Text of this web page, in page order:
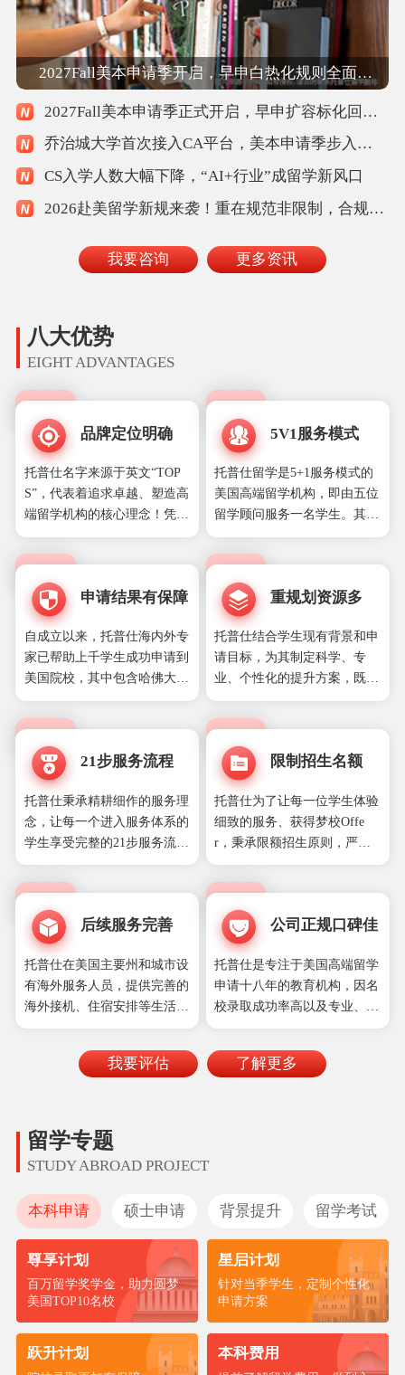
2027Fall美本申请季开启，早申白热化规则全面重塑
2027Fall美本申请季正式开启，早申扩容标化回归规则重塑
乔治城大学首次接入CA平台，美本申请季步入规范新时代
CS入学人数大幅下降，“AI+行业”成留学新风口
2026赴美留学新规来袭！重在规范非限制，合规家庭从容应对
我要咨询 更多资讯
八大优势
EIGHT ADVANTAGES
品牌定位明确
托普仕名字来源于英文“TOP
S”，代表着追求卓越、塑造高
端留学机构的核心理念！凭借
十八年高端申请经验和名校录
取案例，托普仕树立了在留学
5V1服务模式
托普仕留学是5+1服务模式的
美国高端留学机构，即由五位
留学顾问服务一名学生。其中
来自哈佛、普林斯顿、斯坦
福、耶鲁、MIT、UCB等美国
对口的海外顾问，提供名校录
取指导及文书服务。具有5年
以上行业经验的咨询顾问、8
年以上行业经验的规划顾问和
申请顾问，提供时间规划、背
景提升、选校、申请、面试和
签证辅导等服务。五位老师强
强联合，提升学生整体能力，
帮助学生成功申请美国TOP30
院校。
申请结果有保障
自成立以来，托普仕海内外专
家已帮助上千学生成功申请到
美国院校，其中包含哈佛大
学、耶鲁大学、哥伦比亚大
学、斯坦福大学等世界知名学
奖以及博士全奖的经典案例，
能做到96%的dream school录
取率。
重规划资源多
托普仕结合学生现有背景和申
请目标，为其制定科学、专
业、个性化的提升方案，既重
视硬性四维标准，又强调软性
六维背景。托普仕拥有丰富的
外500强企业实习、美国政府
实习、国内外名校项目、国内
外论文发表、国内外专利申
请、常春藤夏校、国内外义工
志愿者、选课指导等。
21步服务流程
托普仕秉承精耕细作的服务理
念，让每一个进入服务体系的
学生享受完整的21步服务流
程，共享邮箱和学校的网申账
号、密码，了解并融入到整个
文书和申请材料都由学生确认
之后再正式递交，递交之后的
所有状态以及和学校的来往信
件，学生均可以直接查阅，且
整个规划申请过程都鼓励家长
参与。
限制招生名额
托普仕为了让每一位学生体验
细致的服务、获得梦校Offe
r，秉承限额招生原则，严格
控制每年招收学生数量，保障
名校申请质量。
后续服务完善
托普仕在美国主要州和城市设
有海外服务人员，提供完善的
海外接机、住宿安排等生活服
务；转学、转专业等学习服
务；实习、求职等海外就业服
务，助力学生入驻世界名企。
公司正规口碑佳
托普仕是专注于美国高端留学
申请十八年的教育机构，因名
校录取成功率高以及专业、细
致、高品质的服务受到客户好
评，且在业内口碑佳，多次被
新浪、新华网等媒体授予“品
我要评估 了解更多
留学专题
STUDY ABROAD PROJECT
本科申请 硕士申请 背景提升 留学考试
尊享计划
百万留学奖学金，助力圆梦
美国TOP10名校
星启计划
针对当季学生，定制个性化
申请方案
跃升计划 本科费用